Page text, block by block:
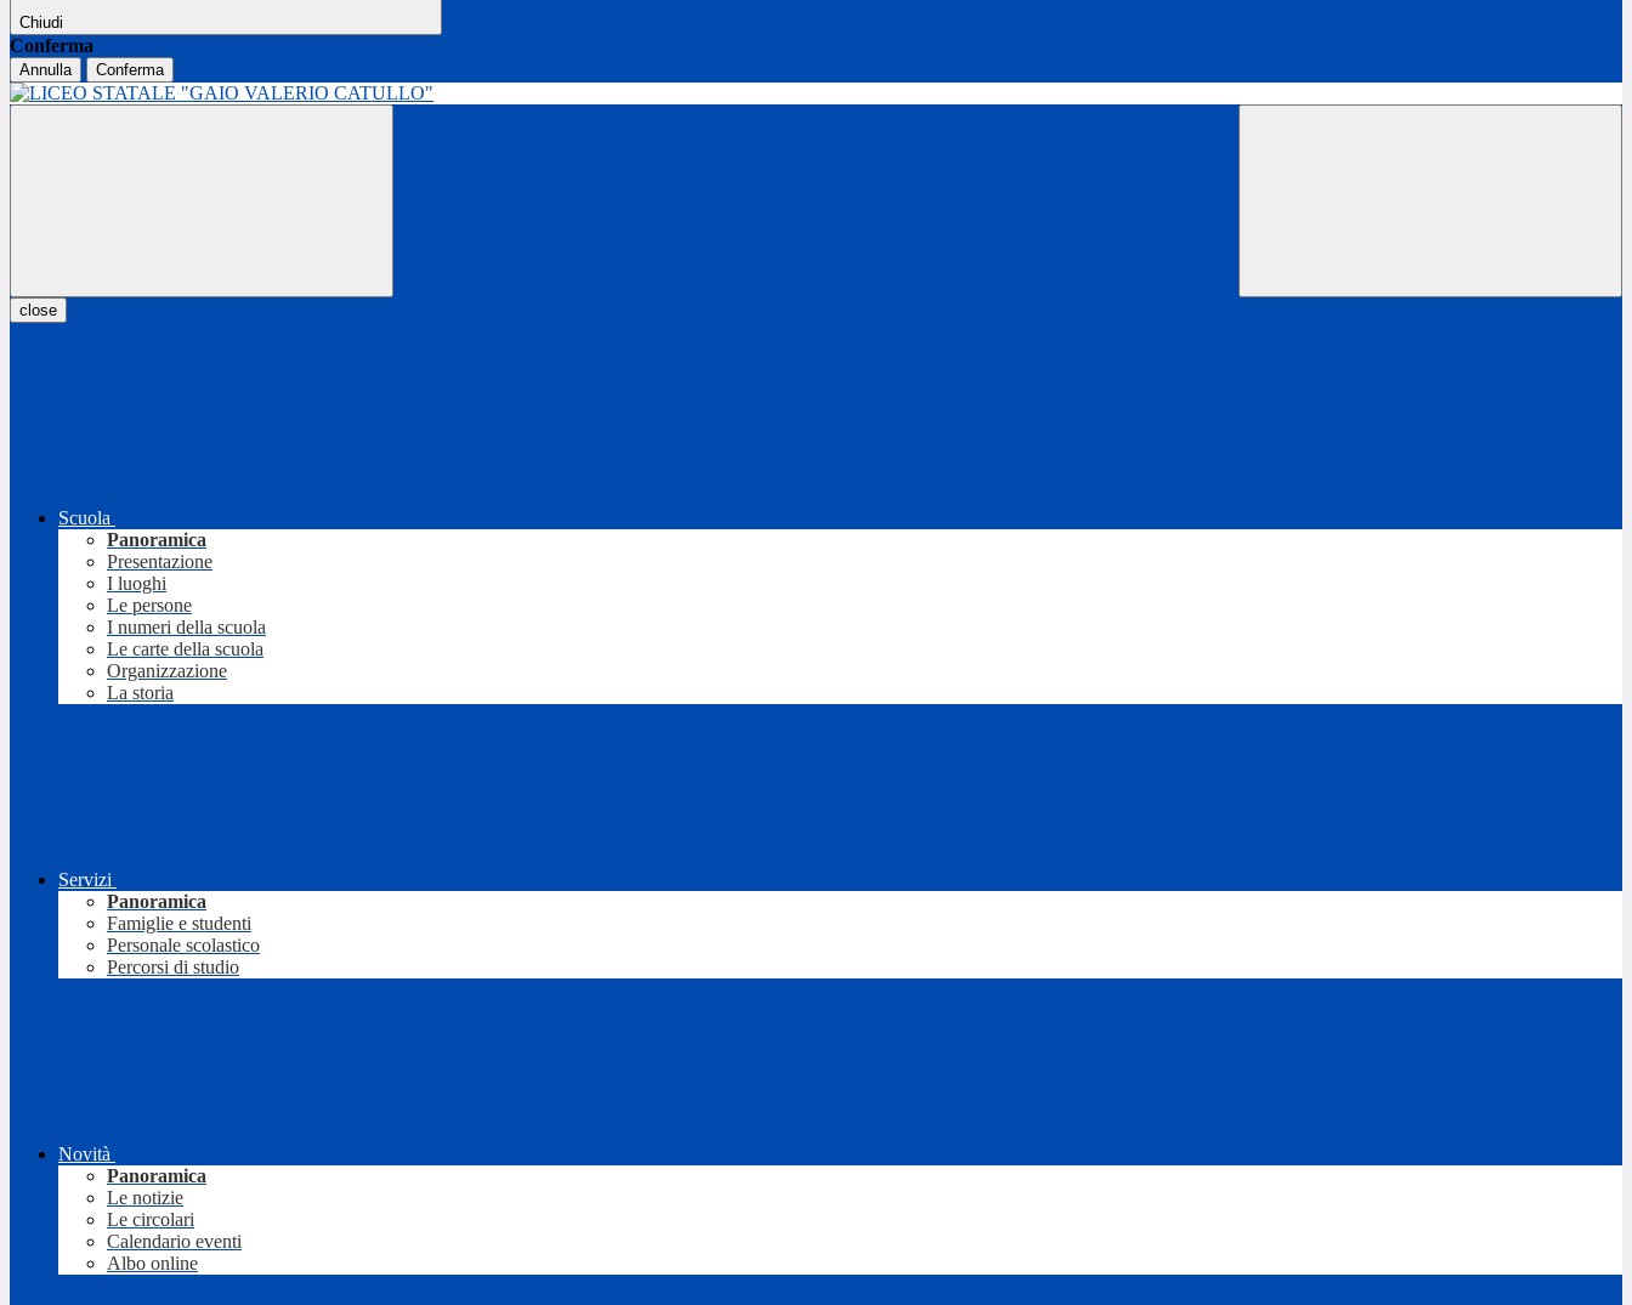
Chiudi
Conferma
Annulla Conferma
close
Scuola
Panoramica
Presentazione
I luoghi
Le persone
I numeri della scuola
Le carte della scuola
Organizzazione
La storia
Servizi
Panoramica
Famiglie e studenti
Personale scolastico
Percorsi di studio
Novità
Panoramica
Le notizie
Le circolari
Calendario eventi
Albo online